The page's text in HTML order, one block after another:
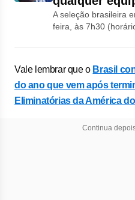
A seleção brasileira
feira, às 7h30
Vale lembrar que o Brasil
do ano que vem após
Eliminatórias da América
Continua